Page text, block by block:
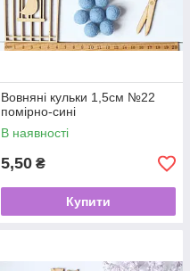
Вовняні кульки 1,5см №22
помірно-сині
В наявності
5,50 ₴
Купити